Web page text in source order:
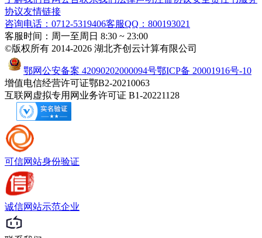
协议友情链接
咨询电话：0712-5319406客服QQ：800193021
客服时间：周一至周日 8:30 ~ 23:00
©版权所有 2014-2026 湖北齐创云计算有限公司
鄂网公安备案 42090202000094号鄂ICP备 20001916号-10
增值电信经营许可证鄂B2-20210063
互联网虚拟专用网业务许可证 B1-20221128
可信网站身份验证
诚信网站示范企业